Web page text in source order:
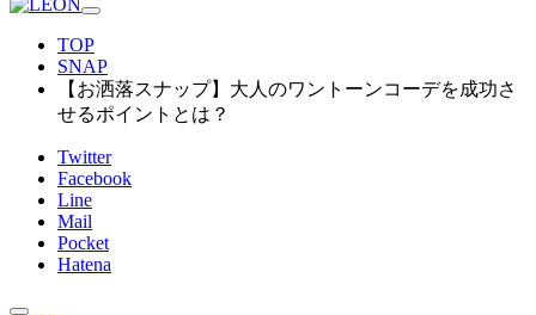
TOP
SNAP
【お洒落スナップ】大人のワントーンコーデを成功さ
せるポイントとは？
Twitter
Facebook
Line
Mail
Pocket
Hatena